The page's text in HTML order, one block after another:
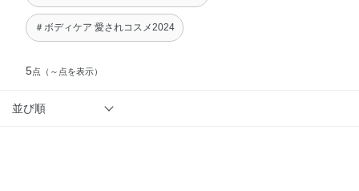
＃ボディケア 愛されコスメ2024
5点 （～点を表示）
並び順